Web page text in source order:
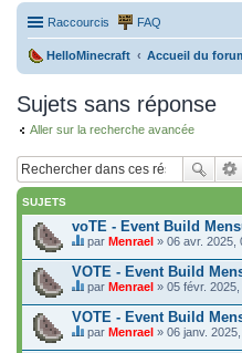
Raccourcis FAQ
HelloMinecraft Accueil du
Sujets sans réponse
Aller sur la recherche avancée
SUJETS
voTE - Event Build
C
e
s
u
j
e
par Menrael » 06 avr. 2025,
VOTE - Event Build
C
e
s
u
j
par Menrael » 05 févr.
VOTE - Event Build
C
par Menrael » 06 janv.